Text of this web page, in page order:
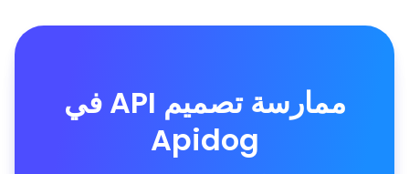
ممارسة تصميم API في
Apidog